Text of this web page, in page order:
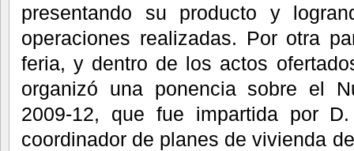
presentando su producto y
operaciones realizadas. Por otra
feria, y dentro de los actos
organizó una ponencia sobre el
2009-12, que fue impartida por
coordinador de planes de vivienda